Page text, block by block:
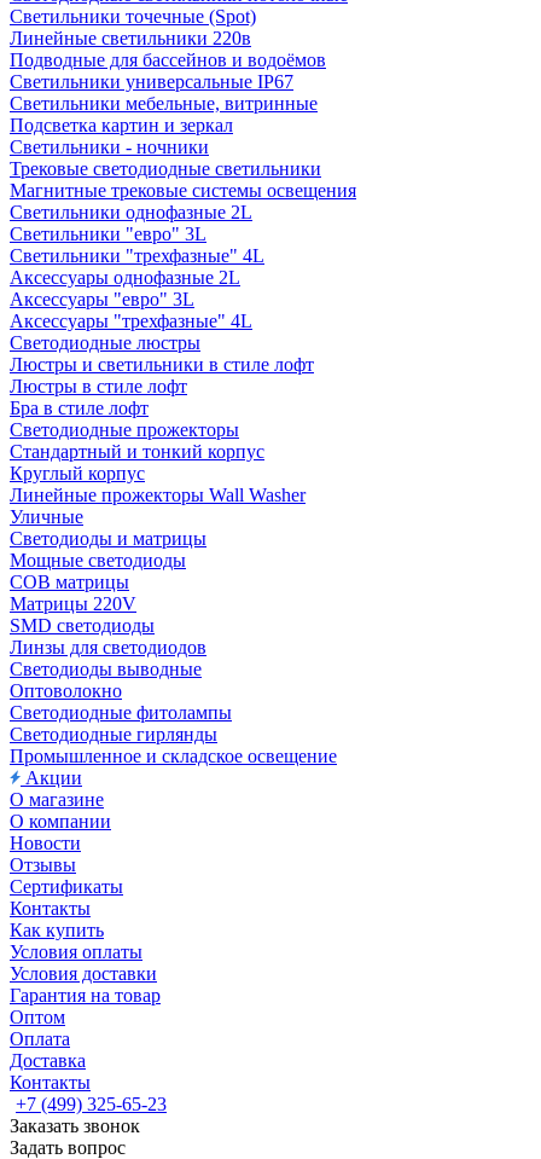
Светильники точечные (Spot)
Линейные светильники 220в
Подводные для бассейнов и водоёмов
Светильники универсальные IP67
Светильники мебельные, витринные
Подсветка картин и зеркал
Светильники - ночники
Трековые светодиодные светильники
Магнитные трековые системы освещения
Светильники однофазные 2L
Светильники "евро" 3L
Светильники "трехфазные" 4L
Аксессуары однофазные 2L
Аксессуары "евро" 3L
Аксессуары "трехфазные" 4L
Светодиодные люстры
Люстры и светильники в стиле лофт
Люстры в стиле лофт
Бра в стиле лофт
Светодиодные прожекторы
Стандартный и тонкий корпус
Круглый корпус
Линейные прожекторы Wall Washer
Уличные
Светодиоды и матрицы
Мощные светодиоды
COB матрицы
Матрицы 220V
SMD светодиоды
Линзы для светодиодов
Светодиоды выводные
Оптоволокно
Светодиодные фитолампы
Светодиодные гирлянды
Промышленное и складское освещение
Акции
О магазине
О компании
Новости
Отзывы
Сертификаты
Контакты
Как купить
Условия оплаты
Условия доставки
Гарантия на товар
Оптом
Оплата
Доставка
Контакты
+7 (499) 325-65-23
Заказать звонок
Задать вопрос